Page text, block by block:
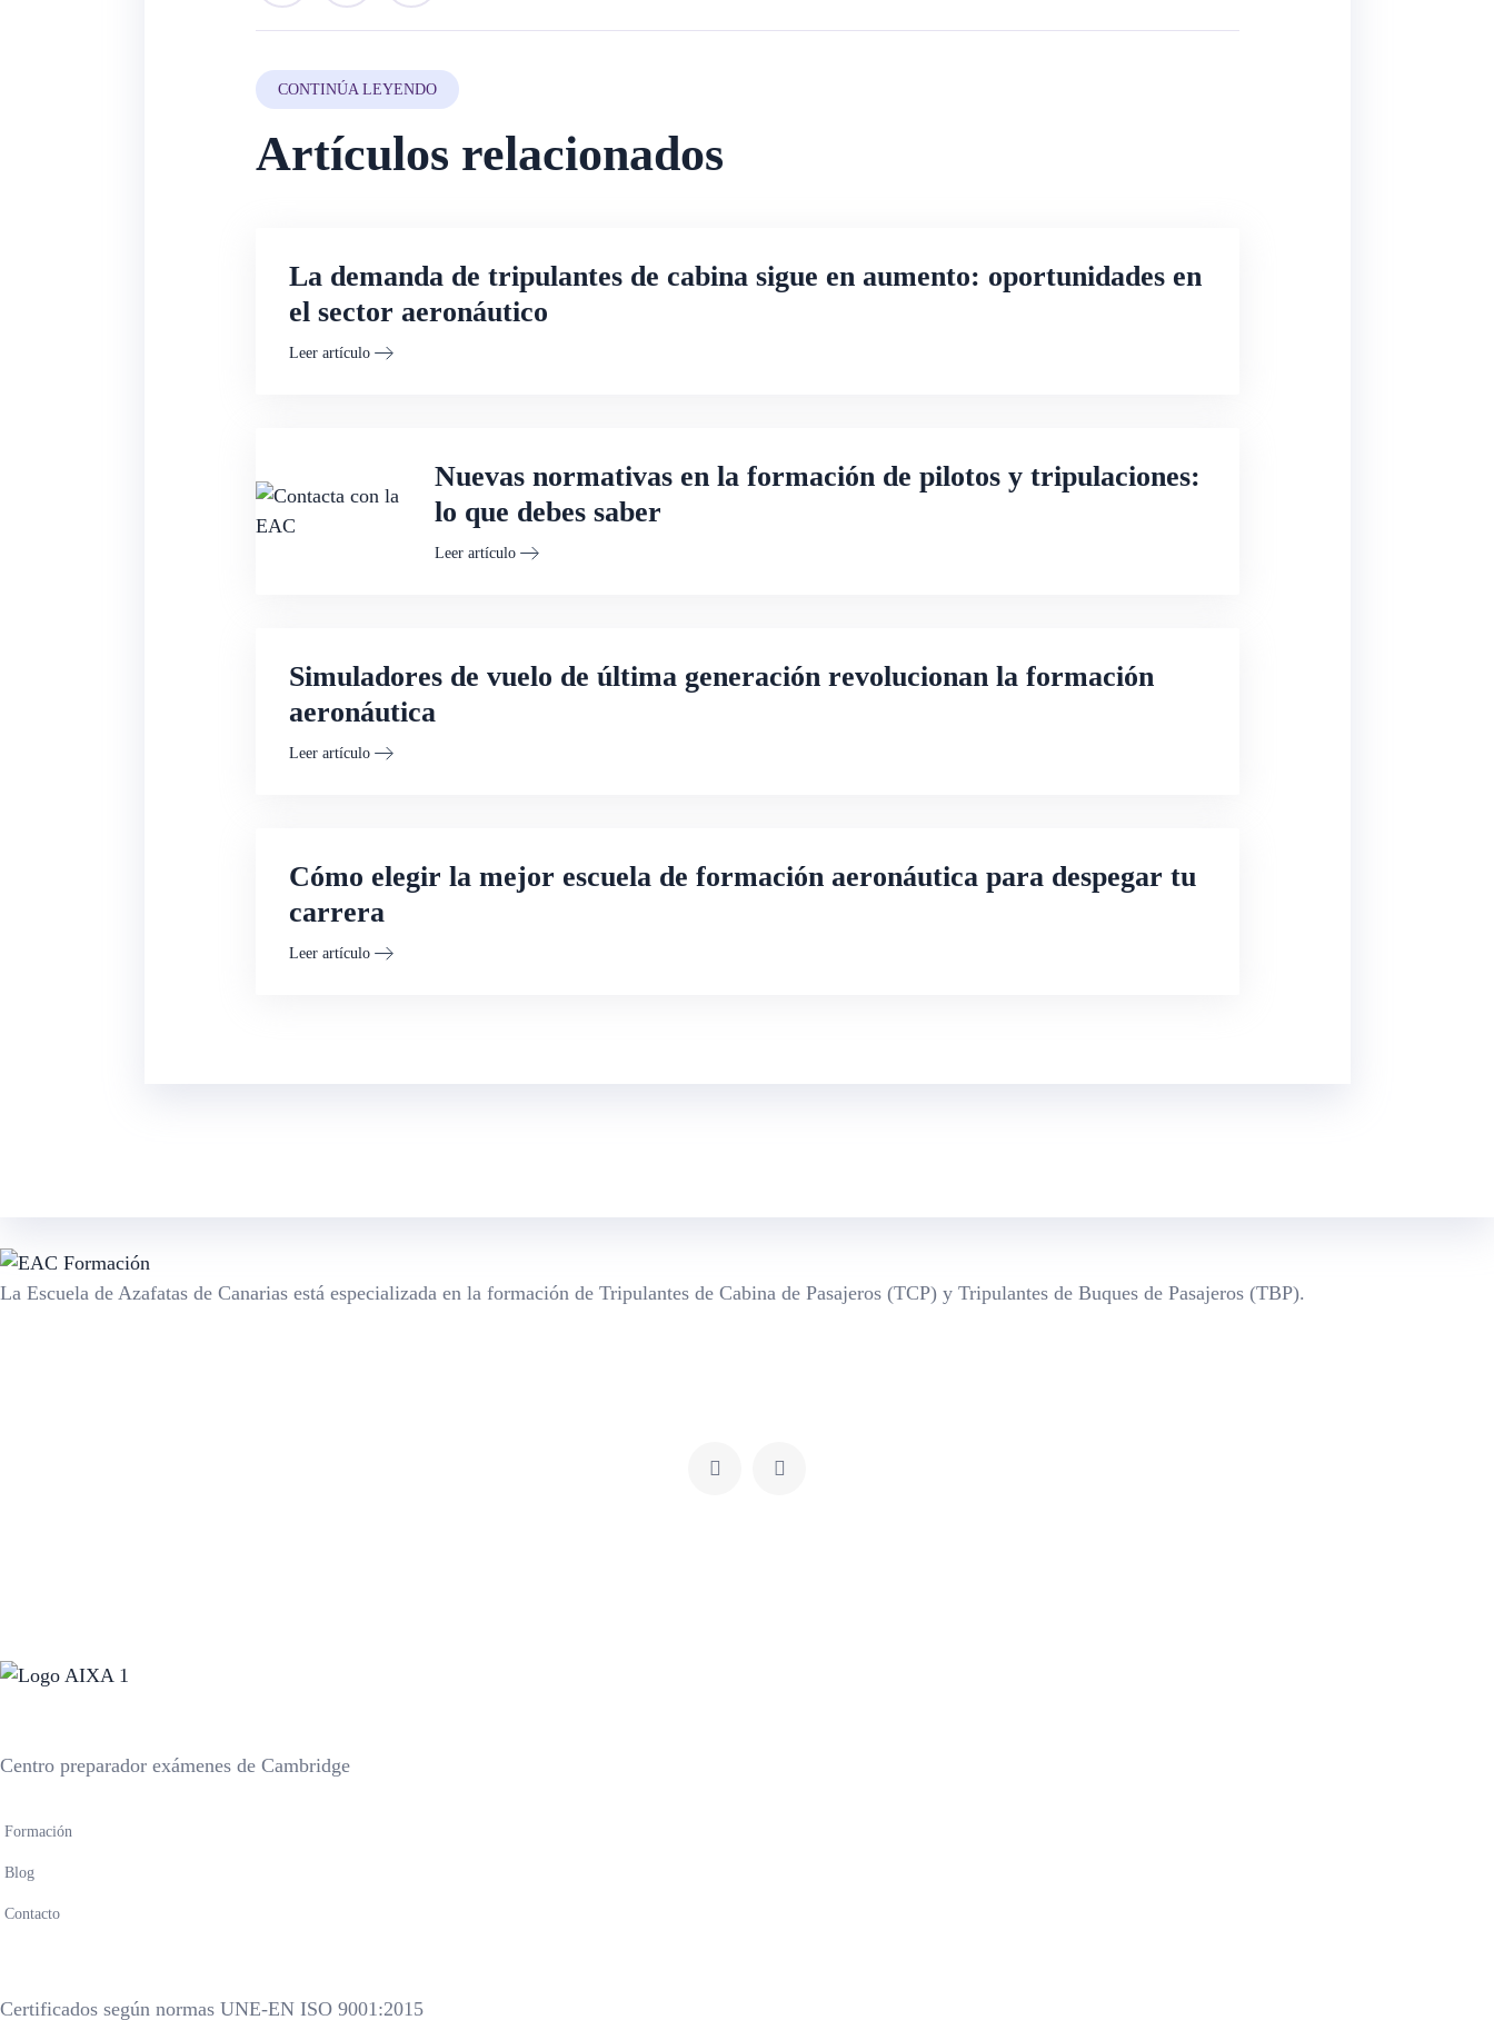
CONTINÚA LEYENDO
Artículos relacionados
La demanda de tripulantes de cabina sigue en aumento: oportunidades en
el sector aeronáutico
Leer artículo
Nuevas normativas en la formación de pilotos y tripulaciones:
lo que debes saber
Leer artículo
Simuladores de vuelo de última generación revolucionan la formación
aeronáutica
Leer artículo
Cómo elegir la mejor escuela de formación aeronáutica para despegar tu
carrera
Leer artículo
La Escuela de Azafatas de Canarias está especializada en la formación de Tripulantes de Cabina de Pasajeros (TCP) y Tripulantes de Buques de Pasajeros (TBP).
Centro preparador exámenes de Cambridge
Formación
Blog
Contacto
Certificados según normas UNE-EN ISO 9001:2015